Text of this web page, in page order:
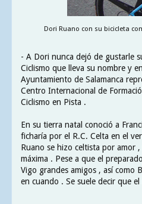
Dori Ruano con su bicicleta
- A Dori nunca dejó de gustarle
Ciclismo que lleva su nombre y
Ayuntamiento de Salamanca
Centro Internacional de
Ciclismo en Pista .
En su tierra natal conoció a
ficharía por el R.C. Celta en el
Ruano se hizo celtista por amor
máxima . Pese a que el
Vigo grandes amigos , así como
en cuando . Se suele decir que